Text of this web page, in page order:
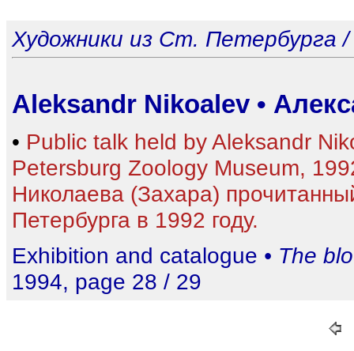
Художники из Ст. Петербурга
Aleksandr Nikoalev •
• Public talk held by Aleksandr
Petersburg Zoology Museum,
Николаева (Захара)
Петербурга в 1992 году.
Exhibition and catalogue • The
1994, page 28 / 29